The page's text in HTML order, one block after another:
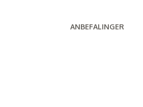
ANBEFALINGER